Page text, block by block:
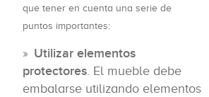
que tener en cuenta una serie de
puntos importantes:
Utilizar elementos
protectores . El mueble debe
embalarse utilizando elementos